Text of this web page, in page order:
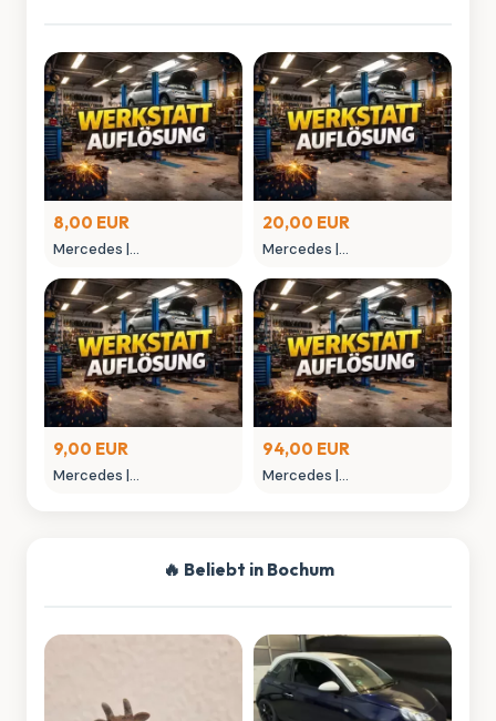
8,00 EUR
Mercedes |
20,00 EUR
Mercedes |
9,00 EUR
Mercedes |
94,00 EUR
Mercedes |
🔥 Beliebt in Bochum